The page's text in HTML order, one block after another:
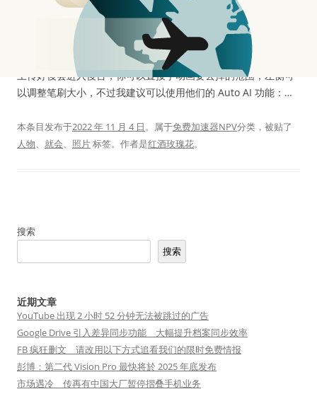
进到 SnapEdit 网站之後，点击 Upload Image 手动上传图片，
或直接拖曳进来都可以，支援 JPG、PNG 和 JPEG。另外下方也
有几个范例照可以使用，如果你想先试试的话可以用这几张：
上传好後会进入後台，你可以直接手动画要去掉的范围，左侧可
以调整笔刷大小，不过我建议可以使用他们的 Auto AI 功能：…
本条目发布于2022 年 11 月 4 日。属于免费加速器NPV分类，被贴了
人物、 就会、 照片标签。 作者是红酒玫瑰花。
搜索
搜索
近期文章
YouTube 出现 2 小时 52 分钟无法被跳过的广告
Google Drive 引入差异同步功能 大幅提升档案同步效率
FB 疯狂删文 请改用以下方式追看我们的限时免费情报
彭博：第二代 Vision Pro 最快将於 2025 年底发布
市场遇冷 传再有中国大厂暂停摺叠手机业务